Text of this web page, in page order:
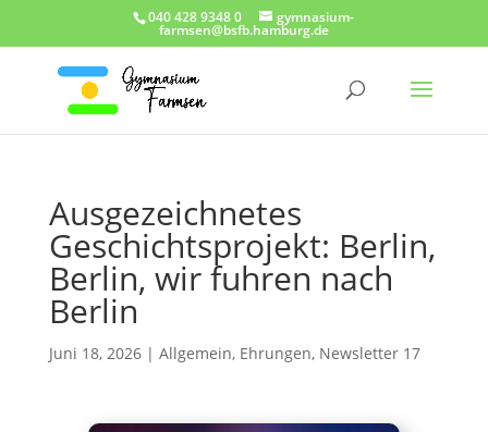
040 428 9348 0 gymnasium-
farmsen@bsfb.hamburg.de
Ausgezeichnetes
Geschichtsprojekt: Berlin,
Berlin, wir fuhren nach
Berlin
Juni 18, 2026| Allgemein, Ehrungen, Newsletter 17